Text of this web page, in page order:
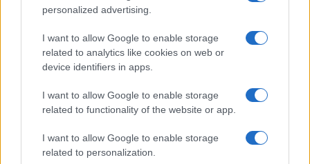
personalized advertising.
I want to allow Google to enable storage
related to analytics like cookies on web or
device identifiers in apps.
I want to allow Google to enable storage
related to functionality of the website or app.
I want to allow Google to enable storage
related to personalization.
Οι ύβρεις ακολούθησαν και κατά τη μεταφορά
του στο αστυνομικο τμημα
«αρχ@@@@ εσένα θα σε γ@@@@…»,
Άφωνοι έμειναν οι αστυνομικοί, όταν